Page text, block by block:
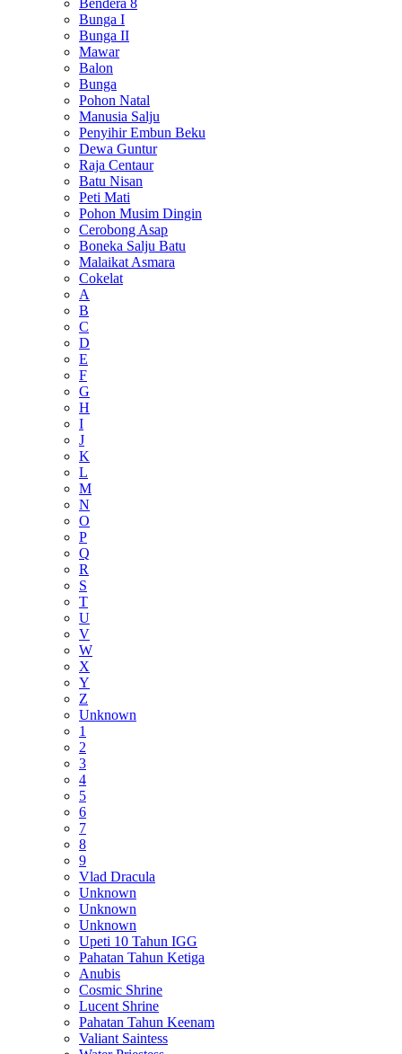
Bendera 8
Bunga I
Bunga II
Mawar
Balon
Bunga
Pohon Natal
Manusia Salju
Penyihir Embun Beku
Dewa Guntur
Raja Centaur
Batu Nisan
Peti Mati
Pohon Musim Dingin
Cerobong Asap
Boneka Salju Batu
Malaikat Asmara
Cokelat
A
B
C
D
E
F
G
H
I
J
K
L
M
N
O
P
Q
R
S
T
U
V
W
X
Y
Z
Unknown
1
2
3
4
5
6
7
8
9
Vlad Dracula
Unknown
Unknown
Unknown
Upeti 10 Tahun IGG
Pahatan Tahun Ketiga
Anubis
Cosmic Shrine
Lucent Shrine
Pahatan Tahun Keenam
Valiant Saintess